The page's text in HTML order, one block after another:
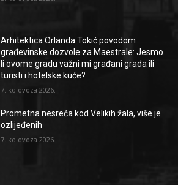
Arhitektica Orlanda Tokić povodom
građevinske dozvole za Maestrale: Jesmo
li ovome gradu važni mi građani grada ili
turisti i hotelske kuće?
7. kolovoza 2026.
Prometna nesreća kod Velikih žala, više je
ozlijeđenih
7. kolovoza 2026.